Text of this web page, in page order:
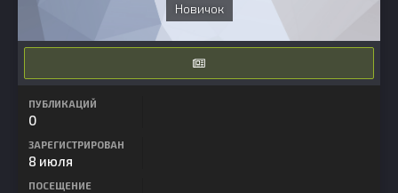
Новичок
ПУБЛИКАЦИЙ
0
ЗАРЕГИСТРИРОВАН
8 июля
ПОСЕЩЕНИЕ